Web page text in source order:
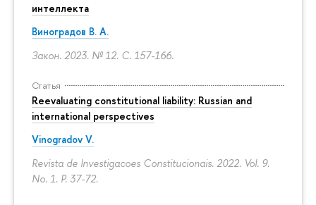
интеллекта
Виноградов В. А.
Закон. 2023. № 12. С. 157-166.
Статья
Reevaluating constitutional liability: Russian and
international perspectives
Vinogradov V.
Revista de Investigacoes Constitucionais. 2022. Vol. 9.
No. 1. P. 37-72.